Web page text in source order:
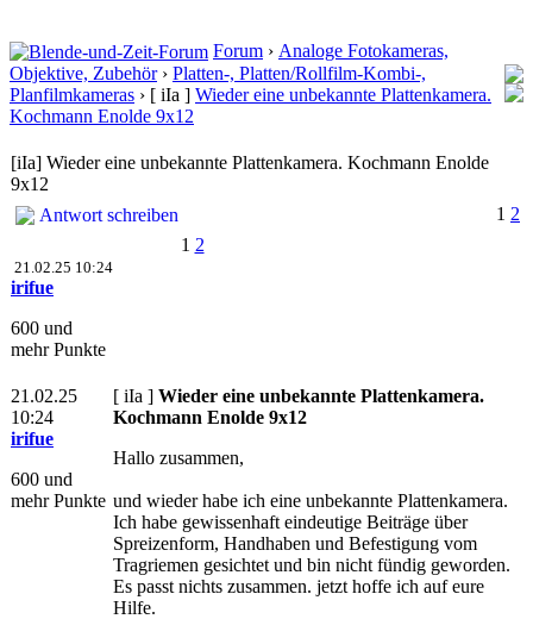
Forum › Analoge Fotokameras,
Objektive, Zubehör› Platten-, Platten/Rollfilm-Kombi-,
Planfilmkameras › [ iIa ] Wieder eine unbekannte Plattenkamera.
Kochmann Enolde 9x12
[iIa] Wieder eine unbekannte Plattenkamera. Kochmann Enolde
9x12
Antwort schreiben
1 2
1 2
21.02.25 10:24
irifue
600 und
mehr Punkte
21.02.25
10:24
irifue
600 und
mehr Punkte
[ iIa ] Wieder eine unbekannte Plattenkamera.
Kochmann Enolde 9x12
Hallo zusammen,
und wieder habe ich eine unbekannte Plattenkamera.
Ich habe gewissenhaft eindeutige Beiträge über
Spreizenform, Handhaben und Befestigung vom
Tragriemen gesichtet und bin nicht fündig geworden.
Es passt nichts zusammen. jetzt hoffe ich auf eure
Hilfe.